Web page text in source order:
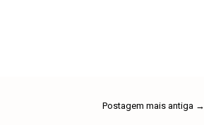
Postagem mais antiga →